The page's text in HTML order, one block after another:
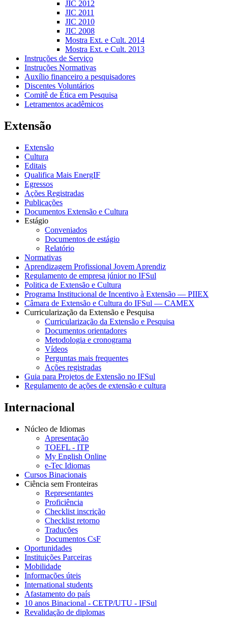
JIC 2012
JIC 2011
JIC 2010
JIC 2008
Mostra Ext. e Cult. 2014
Mostra Ext. e Cult. 2013
Instruções de Serviço
Instruções Normativas
Auxílio financeiro a pesquisadores
Discentes Voluntários
Comitê de Ética em Pesquisa
Letramentos acadêmicos
Extensão
Extensão
Cultura
Editais
Qualifica Mais EnergIF
Egressos
Ações Registradas
Publicações
Documentos Extensão e Cultura
Estágio
Conveniados
Documentos de estágio
Relatório
Normativas
Aprendizagem Profissional Jovem Aprendiz
Regulamento de empresa júnior no IFSul
Politica de Extensão e Cultura
Programa Institucional de Incentivo à Extensão — PIIEX
Câmara de Extensão e Cultura do IFSul — CAMEX
Curricularização da Extensão e Pesquisa
Curricularização da Extensão e Pesquisa
Documentos orientadores
Metodologia e cronograma
Vídeos
Perguntas mais frequentes
Ações registradas
Guia para Projetos de Extensão no IFSul
Regulamento de ações de extensão e cultura
Internacional
Núcleo de Idiomas
Apresentação
TOEFL - ITP
My English Online
e-Tec Idiomas
Cursos Binacionais
Ciência sem Fronteiras
Representantes
Proficiência
Checklist inscrição
Checklist retorno
Traduções
Documentos CsF
Oportunidades
Instituições Parceiras
Mobilidade
Informações úteis
International students
Afastamento do país
10 anos Binacional - CETP/UTU - IFSul
Revalidação de diplomas